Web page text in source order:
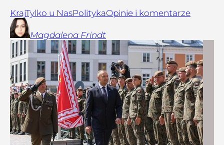
KrajTylko u NasPolitykaOpinie i komentarze
Magdalena Frindt